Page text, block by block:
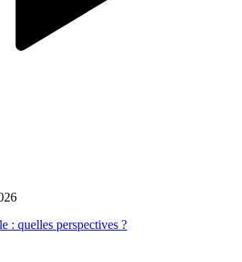
: quelles perspectives ?